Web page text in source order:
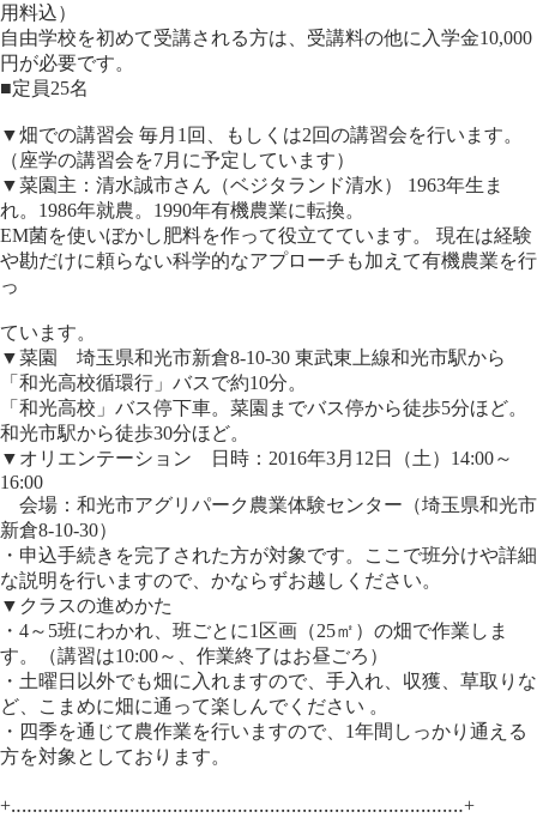
用料込）
自由学校を初めて受講される方は、受講料の他に入学金10,000
円が必要です。
■定員25名
▼畑での講習会 毎月1回、もしくは2回の講習会を行います。
（座学の講習会を7月に予定しています）
▼菜園主：清水誠市さん（ベジタランド清水） 1963年生ま
れ。1986年就農。1990年有機農業に転換。
EM菌を使いぼかし肥料を作って役立てています。 現在は経験
や勘だけに頼らない科学的なアプローチも加えて有機農業を行
っ
ています。
▼菜園 埼玉県和光市新倉8-10-30 東武東上線和光市駅から
「和光高校循環行」バスで約10分。
「和光高校」バス停下車。菜園までバス停から徒歩5分ほど。
和光市駅から徒歩30分ほど。
▼オリエンテーション 日時：2016年3月12日（土）14:00～
16:00
会場：和光市アグリパーク農業体験センター（埼玉県和光市
新倉8-10-30）
・申込手続きを完了された方が対象です。ここで班分けや詳細
な説明を行いますので、かならずお越しください。
▼クラスの進めかた
・4～5班にわかれ、班ごとに1区画（25㎡）の畑で作業しま
す。（講習は10:00～、作業終了はお昼ごろ）
・土曜日以外でも畑に入れますので、手入れ、収獲、草取りな
ど、こまめに畑に通って楽しんでください 。
・四季を通じて農作業を行いますので、1年間しっかり通える
方を対象としております。
+‥‥‥‥‥‥‥‥‥‥‥‥‥‥‥‥‥‥‥‥‥‥‥‥‥‥‥‥‥‥‥‥‥‥‥‥‥‥‥‥‥‥+